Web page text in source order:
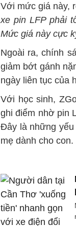
Với mức giá này,
xe pin LFP phải
Mức giá này cực
Ngoài ra, chính
giảm bớt gánh
ngày liên tục của
Với học sinh,
ghi điểm nhờ pin
Đây là những yếu
mẹ dành cho con.